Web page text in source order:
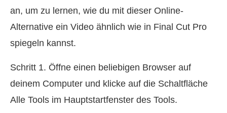
an, um zu lernen, wie du mit dieser Online-
Alternative ein Video ähnlich wie in Final Cut Pro
spiegeln kannst.
Schritt 1. Öffne einen beliebigen Browser auf
deinem Computer und klicke auf die Schaltfläche
Alle Tools im Hauptstartfenster des Tools.